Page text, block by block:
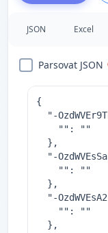
JSON Excel
Parsovat JSON